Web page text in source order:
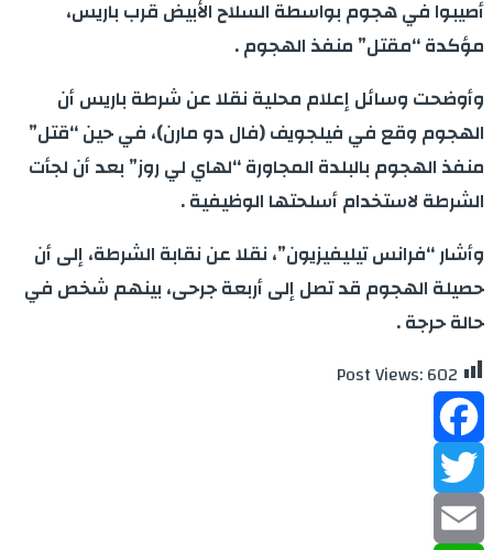
أصيبوا في هجوم بواسطة السلاح الأبيض قرب باريس،
مؤكدة “مقتل” منفذ الهجوم .
وأوضحت وسائل إعلام محلية نقلا عن شرطة باريس أن
الهجوم وقع في فيلجويف (فال دو مارن)، في حين “قتل”
منفذ الهجوم بالبلدة المجاورة “لهاي لي روز” بعد أن لجأت
الشرطة لاستخدام أسلحتها الوظيفية .
وأشار “فرانس تيليفيزيون”، نقلا عن نقابة الشرطة، إلى أن
حصيلة الهجوم قد تصل إلى أربعة جرحى، بينهم شخص في
حالة حرجة .
Post Views:602
Facebook
Twitter